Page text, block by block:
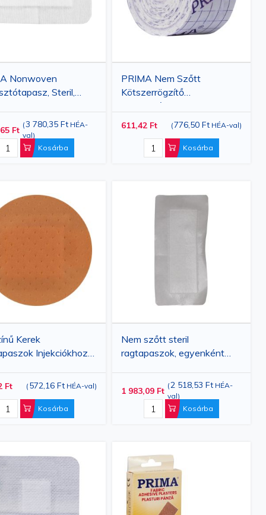
Nonwoven
Steril,
Ft (3 780,35 Ft HÉA-
val)
Kosárba
PRIMA Nem Szőtt
Kötszerrögzítő
Ragasztószalag 5 cm x 10
m, Rugalmas, Kis
Kötszerekhez
611,42 Ft (776,50 Ft HÉA-val)
Kosárba
Kerek
Injekciókhoz
Ft ( 572,16 Ft HÉA-val)
Kosárba
Nem szőtt steril
ragtapaszok, egyenként
1 983,09 Ft (2 518,53 Ft HÉA-
val)
Kosárba